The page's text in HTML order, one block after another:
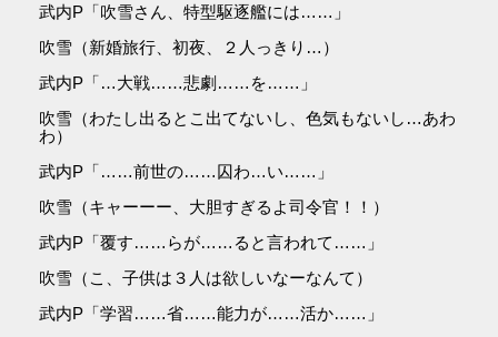
武内P「吹雪さん、特型駆逐艦には……」
吹雪（新婚旅行、初夜、２人っきり…）
武内P「…大戦……悲劇……を……」
吹雪（わたし出るとこ出てないし、色気もないし…あわ
わ）
武内P「……前世の……囚わ…い……」
吹雪（キャーーー、大胆すぎるよ司令官！！）
武内P「覆す……らが……ると言われて……」
吹雪（こ、子供は３人は欲しいなーなんて）
武内P「学習……省……能力が……活か……」